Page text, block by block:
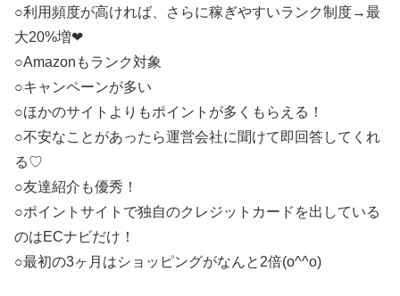
○利用頻度が高ければ、さらに稼ぎやすいランク制度→最
大20%増❤︎
○Amazonもランク対象
○キャンペーンが多い
○ほかのサイトよりもポイントが多くもらえる！
○不安なことがあったら運営会社に聞けて即回答してくれ
る♡
○友達紹介も優秀！
○ポイントサイトで独自のクレジットカードを出している
のはECナビだけ！
○最初の3ヶ月はショッピングがなんと2倍(o^^o)